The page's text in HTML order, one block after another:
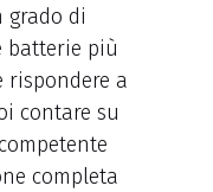
grado di
batterie più
rispondere a
contare su
completa